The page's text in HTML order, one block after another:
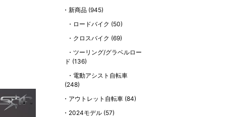
新商品 (945)
ロードバイク (50)
クロスバイク (69)
ツーリング/グラベルロー
ド (136)
電動アシスト自転車
(248)
アウトレット自転車 (84)
2024モデル (57)